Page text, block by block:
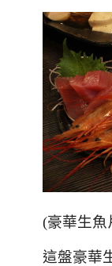
(豪華生魚
這盤豪華